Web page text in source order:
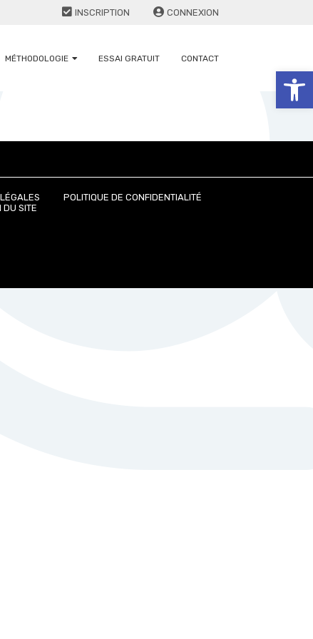
INSCRIPTION CONNEXION
MÉTHODOLOGIE ESSAI GRATUIT CONTACT
POLITIQUE DE CONFIDENTIALITÉ
DU SITE